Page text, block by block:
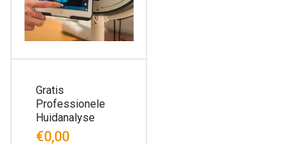
Gratis
Professionele
Huidanalyse
€0,00